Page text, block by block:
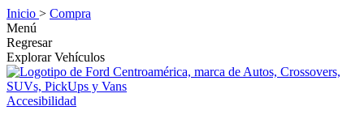
Inicio > Compra
Menú
Regresar
Explorar Vehículos
Accesibilidad